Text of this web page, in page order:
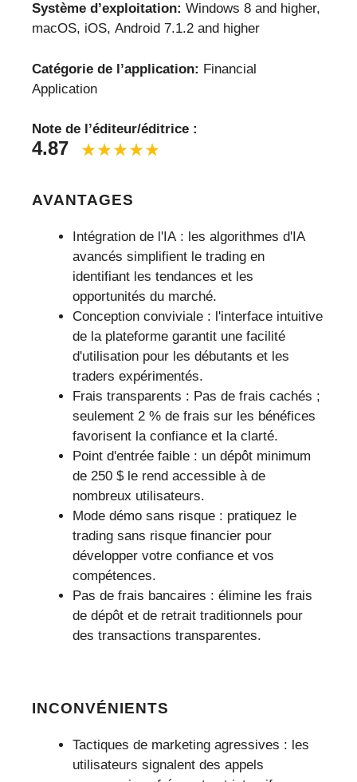
Système d’exploitation: Windows 8 and higher,
macOS, iOS, Android 7.1.2 and higher
Catégorie de l’application: Financial
Application
Note de l’éditeur/éditrice :
4.87
AVANTAGES
Intégration de l'IA : les algorithmes d'IA
avancés simplifient le trading en
identifiant les tendances et les
opportunités du marché.
Conception conviviale : l'interface intuitive
de la plateforme garantit une facilité
d'utilisation pour les débutants et les
traders expérimentés.
Frais transparents : Pas de frais cachés ;
seulement 2 % de frais sur les bénéfices
favorisent la confiance et la clarté.
Point d'entrée faible : un dépôt minimum
de 250 $ le rend accessible à de
nombreux utilisateurs.
Mode démo sans risque : pratiquez le
trading sans risque financier pour
développer votre confiance et vos
compétences.
Pas de frais bancaires : élimine les frais
de dépôt et de retrait traditionnels pour
des transactions transparentes.
INCONVÉNIENTS
Tactiques de marketing agressives : les
utilisateurs signalent des appels